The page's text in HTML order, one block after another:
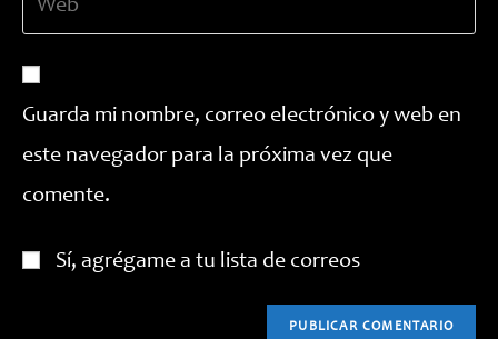
para
para
comentar
(opcional)
Guarda mi nombre, correo electrónico y web en
este navegador para la próxima vez que
comente.
Sí, agrégame a tu lista de correos